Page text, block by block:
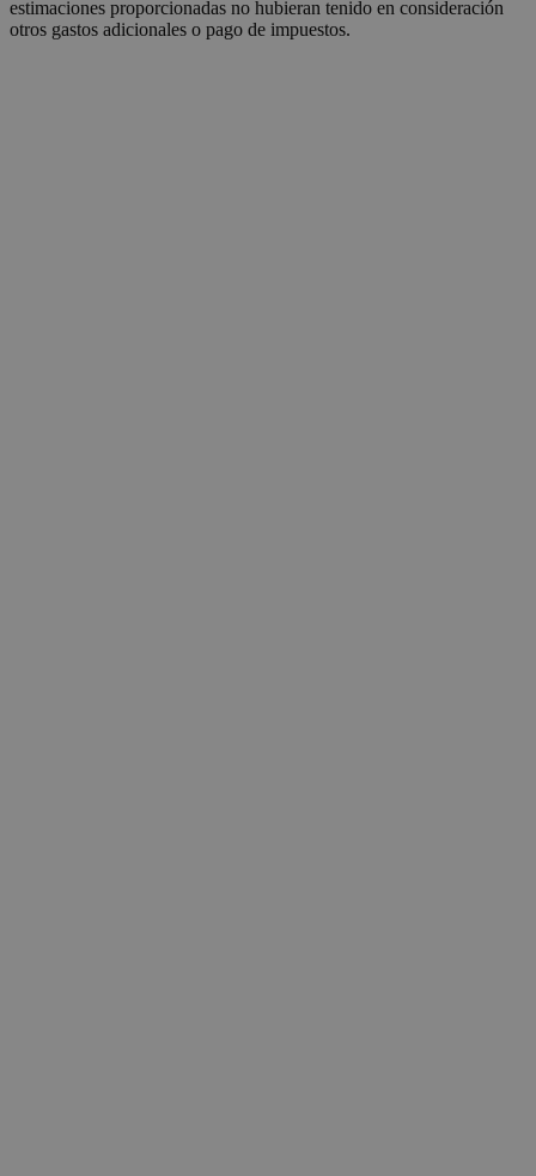
estimaciones proporcionadas no hubieran tenido en consideración
otros gastos adicionales o pago de impuestos.